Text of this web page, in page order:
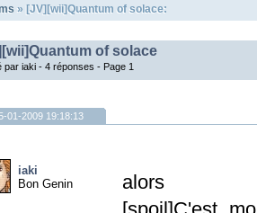
» [JV][wii]Quantum of solace:
of solace
par iaki - 4 réponses - Page 1
01-2009 19:18:13
iaki
Bon Genin
alors